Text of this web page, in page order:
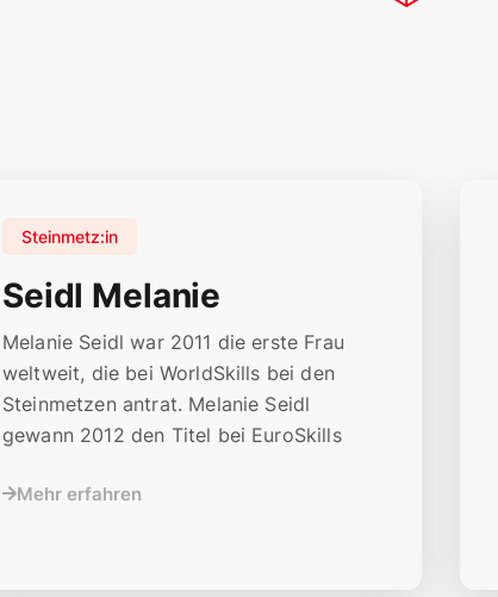
Seidl Melanie
Steinmetz:in
Melanie Seidl war 2011 die erste Frau
weltweit, die bei WorldSkills bei den
Steinmetzen antrat. Melanie Seidl
gewann 2012 den Titel bei EuroSkills
Mehr erfahren